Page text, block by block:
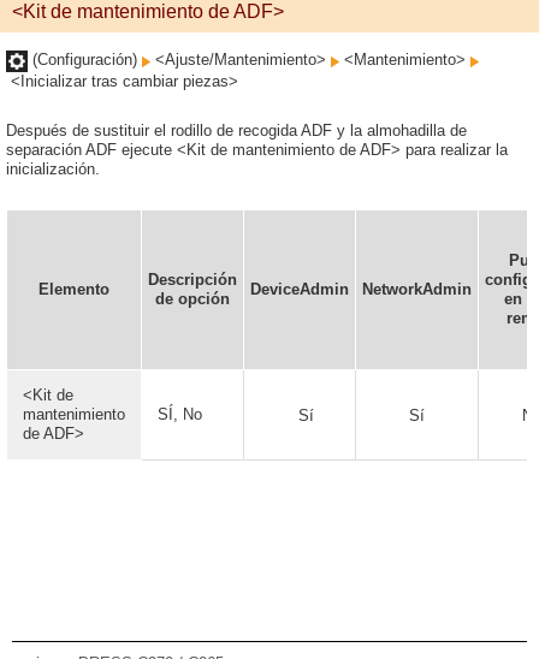
<Kit de mantenimiento de ADF>
(Configuración) <Ajuste/Mantenimiento>
<Mantenimiento>
<Inicializar tras cambiar piezas>
Después de sustituir el rodillo de recogida ADF y la almohadilla de
separación ADF ejecute <Kit de mantenimiento de ADF> para realizar la
inicialización.
Elemento
Descripción
de opción
DeviceAdmin NetworkAdmin
en
<Kit de
mantenimiento
de ADF>
SÍ, No Sí Sí